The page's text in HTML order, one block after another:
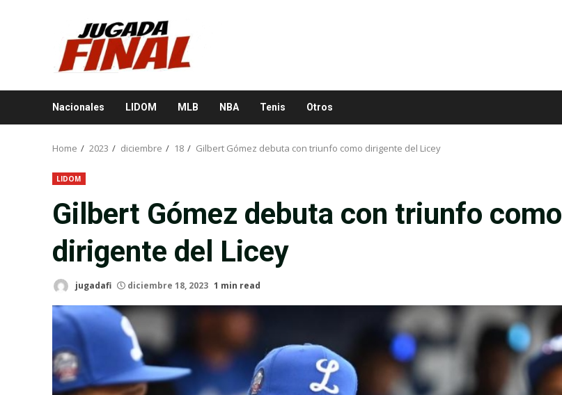
Nacionales LIDOM MLB NBA Tenis Otros
Home 2023 diciembre 18 Gilbert Gómez debuta con triunfo como dirigente del Licey
LIDOM
Gilbert Gómez debuta con triunfo como
dirigente del Licey
jugadafi diciembre 18, 2023 1 min read